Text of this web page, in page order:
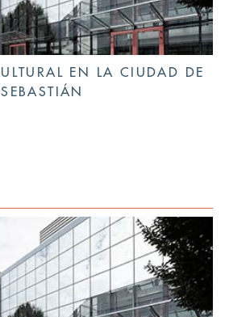
EN LA CIUDAD DE